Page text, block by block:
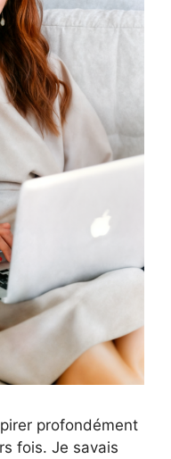
profondément
fois. Je savais